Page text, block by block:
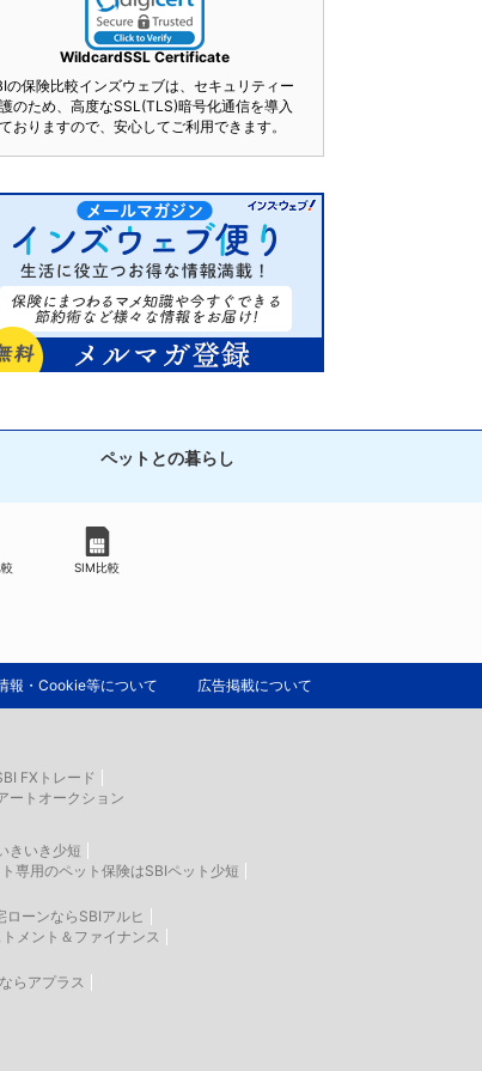
WildcardSSL Certificate
の保険比較インズウェブは、セキュリティー
のため、高度なSSL(TLS)暗号化通信を導入
おりますので、安心してご利用できます。
ペットとの暮らし
SIM比較
報・Cookie等について 広告掲載について
FXトレード
ートオークション
きいき少短
専用のペット保険はSBIペット少短
ローンならSBIアルヒ
メント＆ファイナンス
らアプラス